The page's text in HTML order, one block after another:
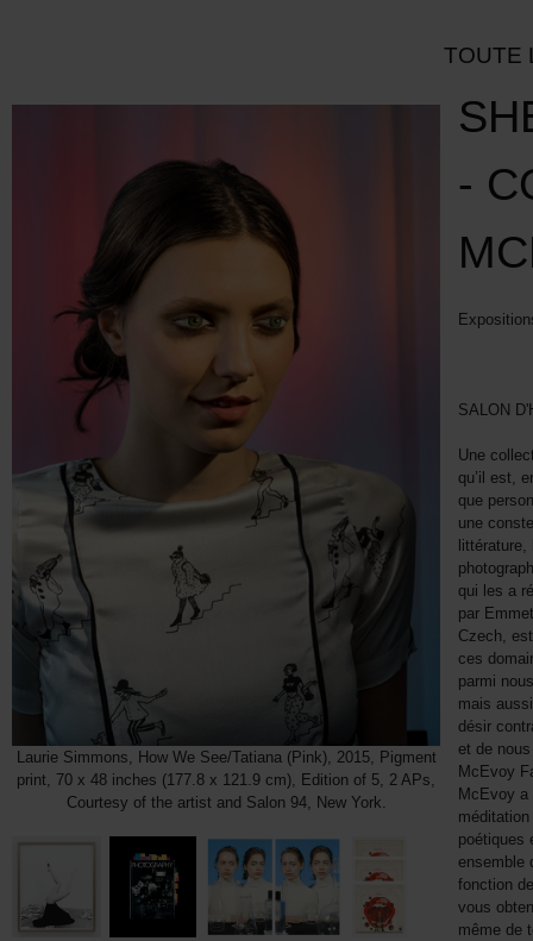
TOUTE
Laurie Simmons, How We See/Tatiana (Pink), 2015, Pigment
print, 70 x 48 inches (177.8 x 121.9 cm), Edition of 5, 2 APs,
Courtesy of the artist and Salon 94, New York.
-
SALON
Une
qu’il est,
que
une
qui les a
par
Czech,
ces
parmi
mais
désir
et de
McEvoy
McEvoy a
poétiques
ensemble
fonction
vous
même de